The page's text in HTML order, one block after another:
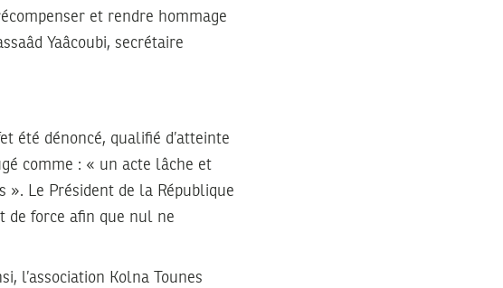
et rendre hommage
Yaâcoubi, secrétaire
été dénoncé, qualifié d’atteinte
comme : « un acte lâche et
». Le Président de la République
de force afin que nul ne
l’association Kolna Tounes